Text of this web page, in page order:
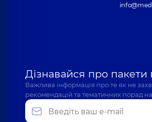
Дізнавайся про
Важлива інформація про те як не
рекомендацій та тематичних порад